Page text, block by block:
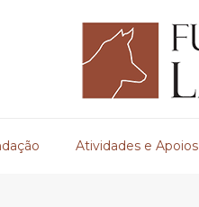
Atividades e Apoios